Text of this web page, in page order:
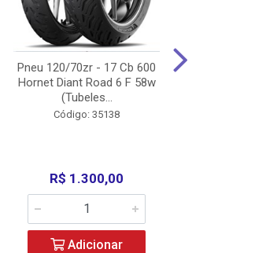
Pneu 120/70zr - 17 Cb 600
Hornet Diant Road 6 F 58w
(Tubeles...
Código: 35138
R$ 1.300,00
Adicionar